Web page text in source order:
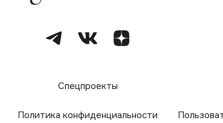
Спецпроекты
Политика конфиденциальности